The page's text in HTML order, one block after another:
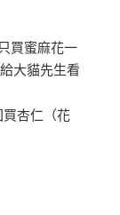
買蜜麻花一
大貓先生看
買杏仁（花